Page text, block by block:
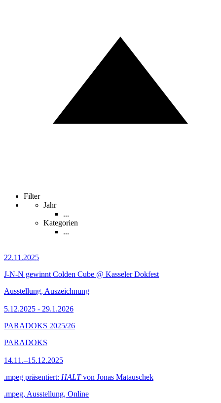
Filter
Jahr
...
Kategorien
...
22.11.2025
J-N-N gewinnt Colden Cube @ Kasseler Dokfest
Ausstellung, Auszeichnung
5.12.2025 - 29.1.2026
PARADOKS 2025/26
PARADOKS
14.11.–15.12.2025
.mpeg präsentiert: HALTvon Jonas Matauschek
.mpeg, Ausstellung, Online